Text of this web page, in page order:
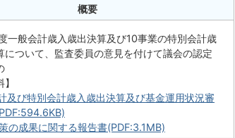
概要
一般会計歳入歳出決算及び10事業の特別会計歳
について、監査委員の意見を付けて議会の認定
及び特別会計歳入歳出決算及び基金運用状況審
の成果に関する報告書(PDF:3.1MB)